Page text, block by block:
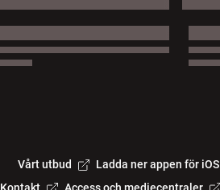
Vårt utbud Ladda ner appen för iOS